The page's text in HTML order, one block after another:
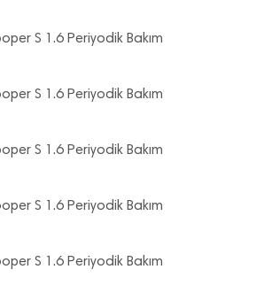
S 1.6 Periyodik Bakım
S 1.6 Periyodik Bakım
S 1.6 Periyodik Bakım
S 1.6 Periyodik Bakım
S 1.6 Periyodik Bakım